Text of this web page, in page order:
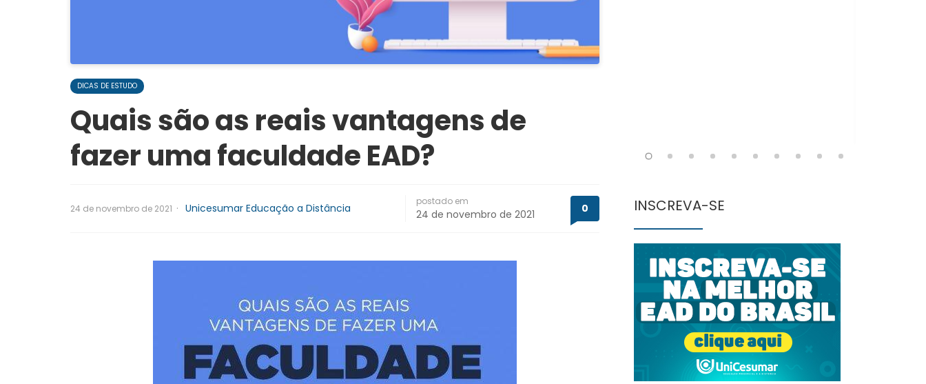
DICAS DE ESTUDO
Quais são as reais vantagens de
fazer uma faculdade EAD?
24 de novembro de 2021 · Unicesumar Educação a Distância
postado em
24 de novembro de 2021 0 INSCREVA-SE